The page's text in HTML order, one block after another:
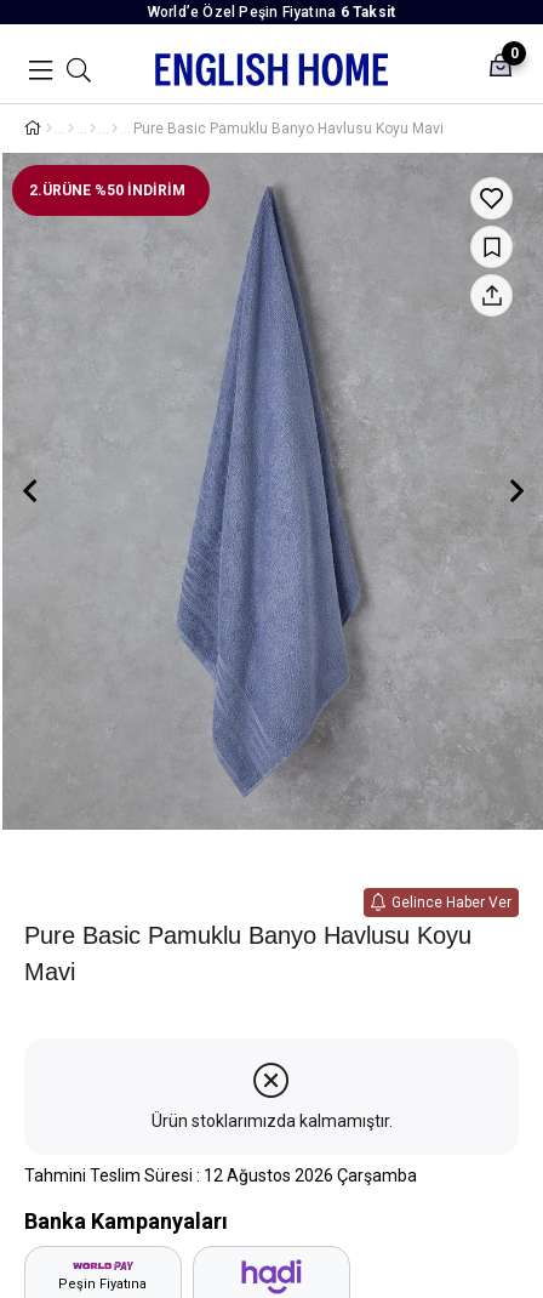
World’e Özel Peşin Fiyatına 6 Taksit
0
Pure Basic Pamuklu Banyo Havlusu Koyu Mavi
2.ÜRÜNE %50 İNDİRİM
Gelince Haber Ver
Pure Basic Pamuklu Banyo Havlusu Koyu
Mavi
Ürün stoklarımızda kalmamıştır.
Tahmini Teslim Süresi : 12 Ağustos 2026 Çarşamba
Banka Kampanyaları
Peşin Fiyatına